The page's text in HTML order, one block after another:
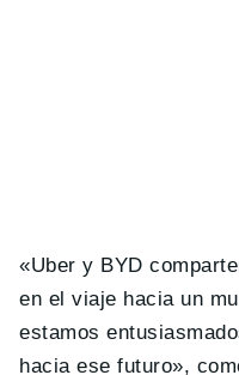
«Uber y BYD
en el viaje hacia un
estamos
hacia ese futuro»,